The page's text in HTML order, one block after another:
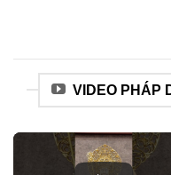
VIDEO PHÁP